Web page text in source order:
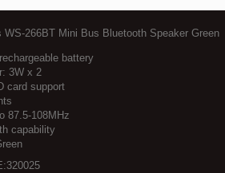
WS-266BT Mini Bus Bluetooth Speaker Green
battery
3W x 2
card support
87.5-108MHz
capability